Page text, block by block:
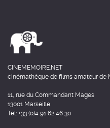
CINEMEMOIRE.NET
cinémathèque de films amateur de
11, rue du Commandant Mages
13001 Marseille
Tél: +33 (0)4 91 62 46 30